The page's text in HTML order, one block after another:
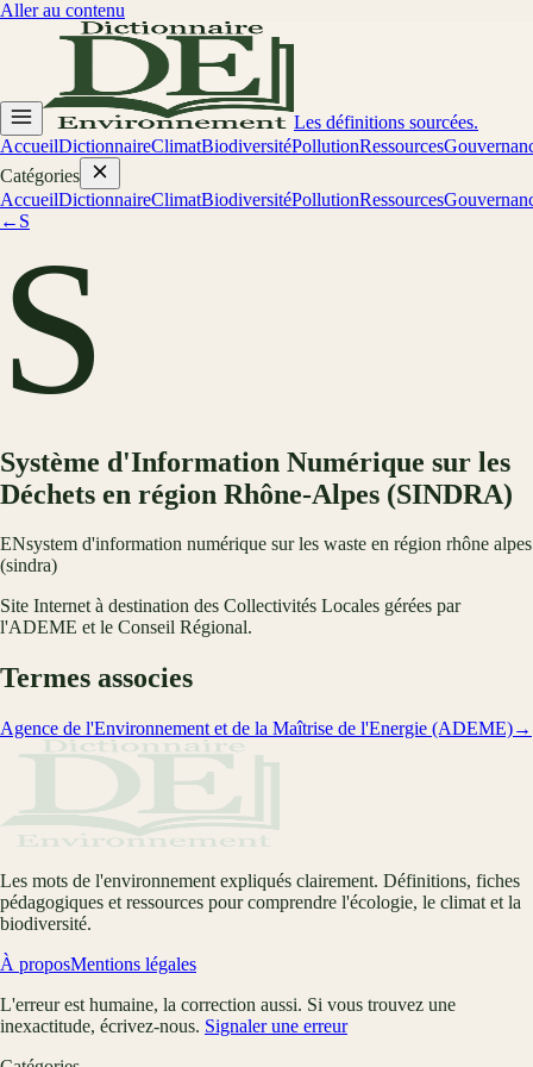
Aller au contenu
Les définitions sourcées.
AccueilDictionnaireClimatBiodiversitéPollutionRessources
Catégories
AccueilDictionnaireClimatBiodiversitéPollutionRessources
← S
S
Système d'Information Numérique sur les
Déchets en région Rhône-Alpes (SINDRA)
ENsystem d'information numérique sur les waste en région rhône alpes
(sindra)
Site Internet à destination des Collectivités Locales gérées par
l'ADEME et le Conseil Régional.
Termes associes
Agence de l'Environnement et de la Maîtrise de l'Energie (ADEME)→
Les mots de l'environnement expliqués clairement. Définitions, fiches
pédagogiques et ressources pour comprendre l'écologie, le climat et la
biodiversité.
À proposMentions légales
L'erreur est humaine, la correction aussi. Si vous trouvez une
inexactitude, écrivez-nous. Signaler une erreur